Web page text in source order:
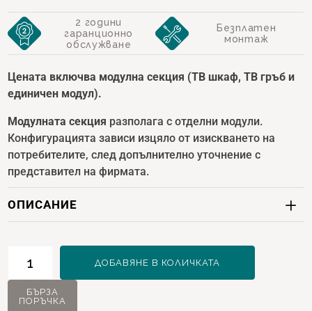
2 години
гаранционно
обслужване
Безплатен
монтаж
Цената включва модулна секция (ТВ шкаф, ТВ гръб и
единичен модул).
Модулната секция разполага с отделни модули.
Конфигурацията зависи изцяло от изискването на
потребителите, след допълнително уточнение с
представител на фирмата.
ОПИСАНИЕ
Andera
Модулна
ДОБАВЯНЕ В КОЛИЧКАТА
БЪРЗА
ПОРЪЧКА